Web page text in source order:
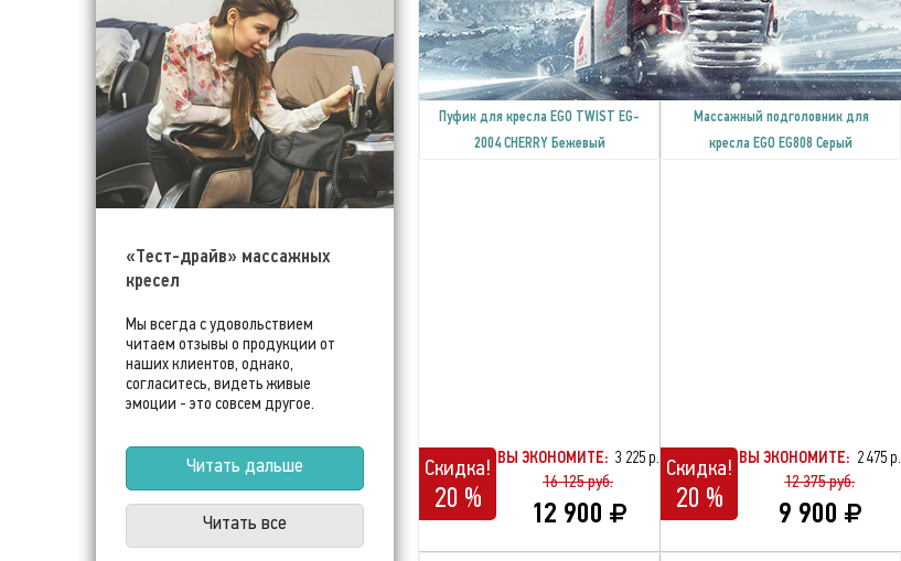
«Тест-драйв» массажных
кресел
Мы всегда с удовольствием
читаем отзывы о продукции от
наших клиентов, однако,
согласитесь, видеть живые
эмоции - это совсем другое.
Читать дальше
Читать все
Пуфик для кресла EGO TWIST EG-
2004 CHERRY Бежевый
Скидка!
20 %
ВЫ ЭКОНОМИТЕ: 3 225 р.
16 125 руб.
12 900
Массажный подголовник для
кресла EGO EG808 Серый
Скидка!
20 %
ВЫ ЭКОНОМИТЕ: 2 475 р.
12 375 руб.
9 900